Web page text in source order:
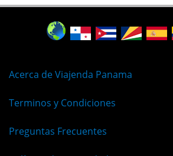
Acerca de Viajenda Panama
Terminos y Condiciones
Preguntas Frecuentes